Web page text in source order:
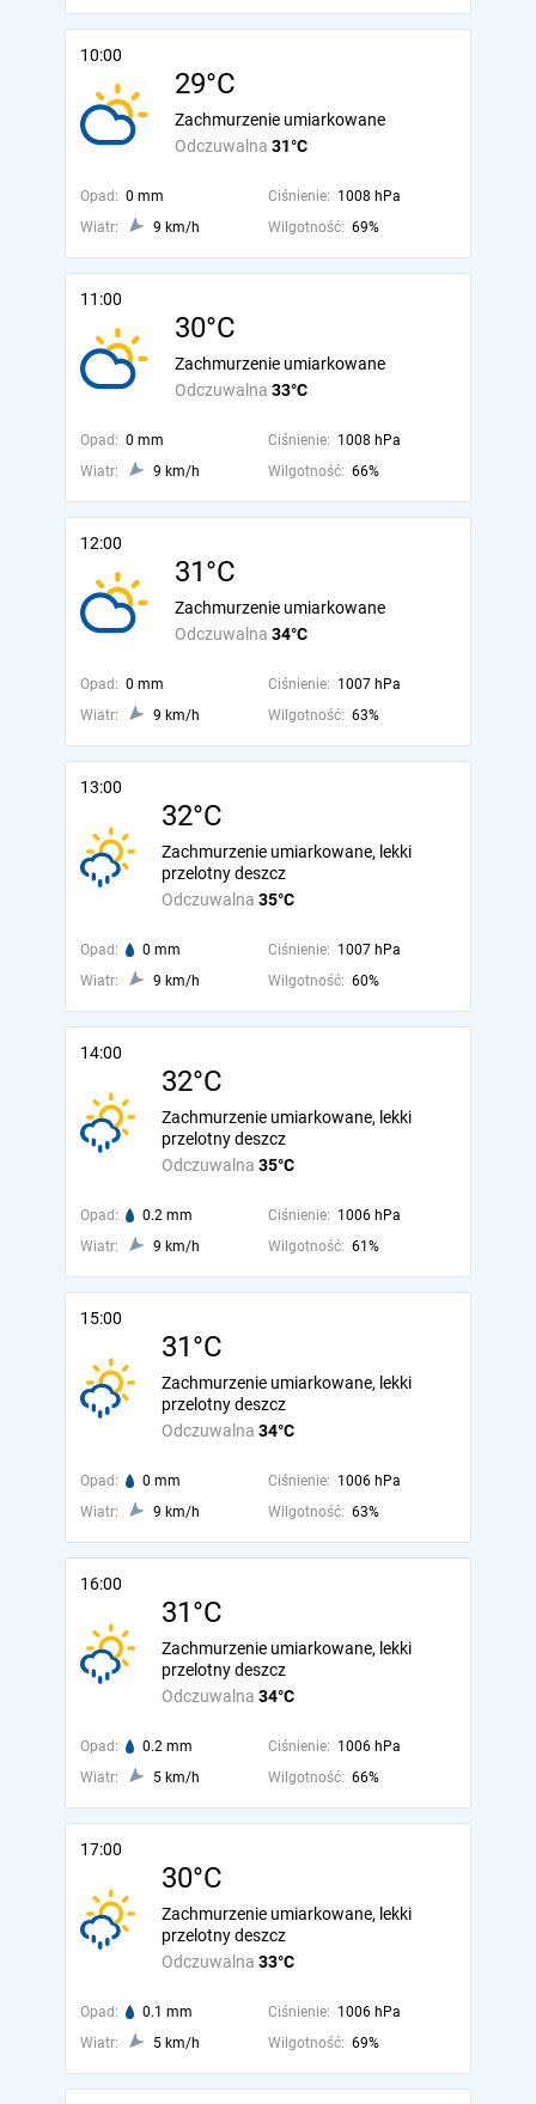
10:00
29°C
Odczuwalna 31°C
Zachmurzenie umiarkowane
Opad: 0 mm Ciśnienie: 1008 hPa
Wiatr:
9 km/h Wilgotność: 69%
11:00
30°C
Odczuwalna 33°C
Zachmurzenie umiarkowane
Opad: 0 mm Ciśnienie: 1008 hPa
Wiatr:
9 km/h Wilgotność: 66%
12:00
31°C
Odczuwalna 34°C
Zachmurzenie umiarkowane
Opad: 0 mm Ciśnienie: 1007 hPa
Wiatr:
9 km/h Wilgotność: 63%
13:00
32°C
Odczuwalna 35°C
Zachmurzenie umiarkowane, lekki
przelotny deszcz
Opad: 0 mm Ciśnienie: 1007 hPa
Wiatr:
9 km/h Wilgotność: 60%
14:00
32°C
Odczuwalna 35°C
Zachmurzenie umiarkowane, lekki
przelotny deszcz
Opad: 0.2 mm Ciśnienie: 1006 hPa
Wiatr:
9 km/h Wilgotność: 61%
15:00
31°C
Odczuwalna 34°C
Zachmurzenie umiarkowane, lekki
przelotny deszcz
Opad: 0 mm Ciśnienie: 1006 hPa
Wiatr:
9 km/h Wilgotność: 63%
16:00
31°C
Odczuwalna 34°C
Zachmurzenie umiarkowane, lekki
przelotny deszcz
Opad: 0.2 mm Ciśnienie: 1006 hPa
Wiatr:
5 km/h Wilgotność: 66%
17:00
30°C
Odczuwalna 33°C
Zachmurzenie umiarkowane, lekki
przelotny deszcz
Opad: 0.1 mm Ciśnienie: 1006 hPa
Wiatr:
5 km/h Wilgotność: 69%